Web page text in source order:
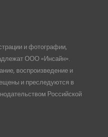
и фотографии,
ООО «Инсайн».
воспроизведение и
и преследуются в
Российской